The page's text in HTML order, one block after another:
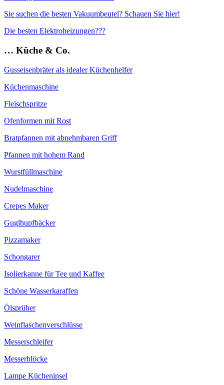
Sie suchen die besten Vakuumbeutel? Schauen Sie hier!
Die besten Elektroheizungen???
… Küche & Co.
Gusseisenbräter als idealer Küchenhelfer
Küchenmaschine
Fleischspritze
Ofenformen mit Rost
Bratpfannen mit abnehmbaren Griff
Pfannen mit hohem Rand
Wurstfüllmaschine
Nudelmaschine
Crepes Maker
Guglhupfbäcker
Pizzamaker
Schongarer
Isolierkanne für Tee und Kaffee
Schöne Wasserkaraffen
Ölsprüher
Weinflaschenverschlüsse
Messerschleifer
Messerblöcke
Lampe Kücheninsel